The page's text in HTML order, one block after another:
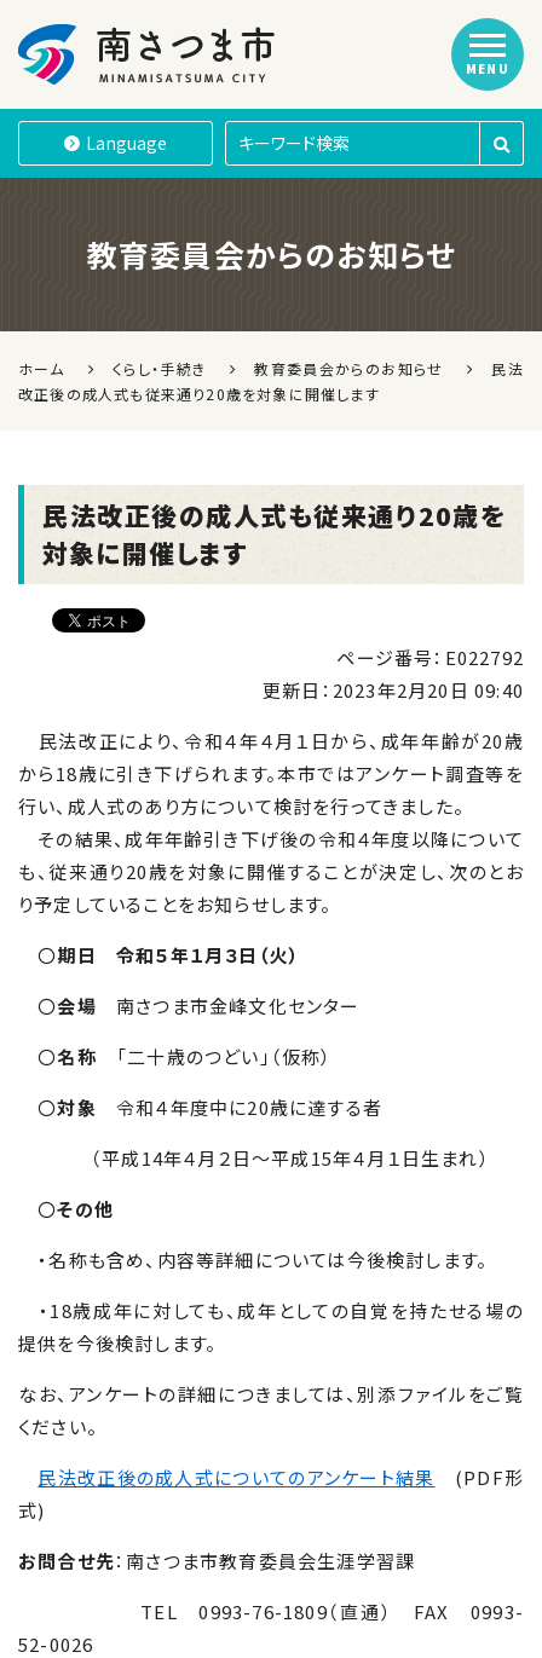
南さつま市
Language
MENU
教育委員会からのお知らせ
ホーム くらし・手続き 教育委員会からのお知らせ
民法
改正後の成人式も従来通り20歳を対象に開催します
民法改正後の成人式も従来通り20歳を
対象に開催します
ページ番号：E022792
更新日： 2023年2月20日 09:40
民法改正により、令和４年４月１日から、成年年齢が20歳
から18歳に引き下げられます。本市ではアンケート調査等を
行い、成人式のあり方について検討を行ってきました。
その結果、成年年齢引き下げ後の令和４年度以降について
も、従来通り20歳を対象に開催することが決定し、次のとお
り予定していることをお知らせします。
〇期日
令和５年１月３日（火）
〇会場 南さつま市金峰文化センター
〇名称 「二十歳のつどい」（仮称）
〇対象 令和４年度中に20歳に達する者
（平成14年４月２日～平成15年４月１日生まれ）
〇その他
・名称も含め、内容等詳細については今後検討します。
・ 18歳成年に対しても、成年としての自覚を持たせる場の
提供を今後検討します。
なお、アンケートの詳細につきましては、別添ファイルをご覧
ください。
民法改正後の成人式についてのアンケート結果
(PDF形
式)
お問合せ先：南さつま市教育委員会生涯学習課
TEL
0993-76-1809（直通） FAX
0993-
52-0026